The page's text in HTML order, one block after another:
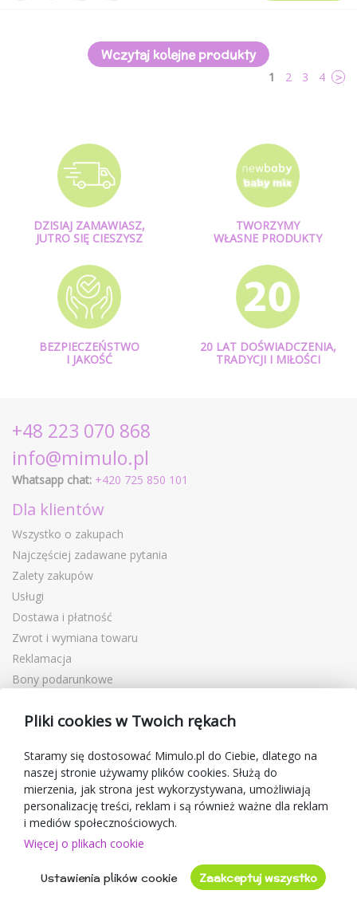
Wczytaj kolejne produkty
1 2 3 4 >
DZISIAJ ZAMAWIASZ,
JUTRO SIĘ CIESZYSZ
TWORZYMY
WŁASNE PRODUKTY
BEZPIECZEŃSTWO
I JAKOŚĆ
20 LAT DOŚWIADCZENIA,
TRADYCJI I MIŁOŚCI
+48 223 070 868
info@mimulo.pl
Whatsapp chat: +420 725 850 101
Dla klientów
Wszystko o zakupach
Najczęściej zadawane pytania
Zalety zakupów
Usługi
Dostawa i płatność
Zwrot i wymiana towaru
Reklamacja
Bony podarunkowe
Blog
O sprzedawcy
Mimulo.pl
Regulamin sklepu
Ochrona danych osobowych GDPR
Kontakty
Oceny klientów
Pliki cookies w Twoich rękach
Staramy się dostosować Mimulo.pl do Ciebie, dlatego na
naszej stronie używamy plików cookies. Służą do
mierzenia, jak strona jest wykorzystywana, umożliwiają
personalizację treści, reklam i są również ważne dla reklam
i mediów społecznościowych.
Więcej o plikach cookie
Ustawienia plików cookie Zaakceptuj wszystko